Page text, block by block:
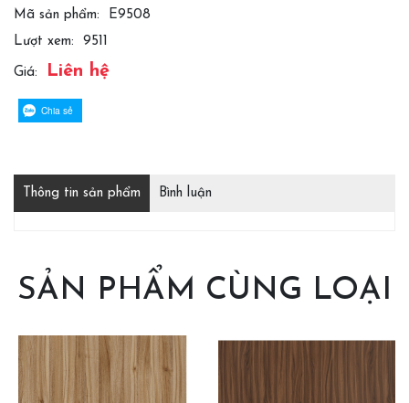
Mã sản phẩm:
E9508
Lượt xem:
9511
Giá: Liên hệ
Chia sẻ
Thông tin sản phẩm Bình luận
SẢN PHẨM CÙNG LOẠI